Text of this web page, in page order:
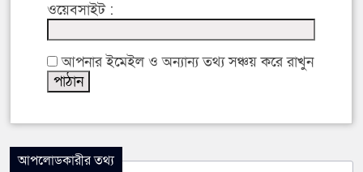
ওয়েবসাইট :
আপনার ইমেইল ও অন্যান্য তথ্য সঞ্চয় করে রাখুন
আপলোডকারীর তথ্য